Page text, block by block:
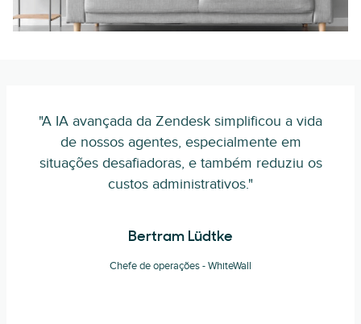
"A IA avançada da Zendesk simplificou a vida
de nossos agentes, especialmente em
situações desafiadoras, e também reduziu os
custos administrativos."
Bertram Lüdtke
Chefe de operações - WhiteWall